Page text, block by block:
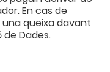
En cas de
queixa davant
de Dades.